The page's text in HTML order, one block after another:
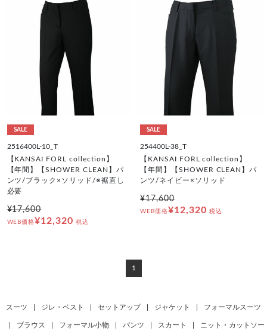
SALE
2516400L-10_T
【KANSAI FORL collection】
【年間】【SHOWER CLEAN】パ
ンツ/ブラック×ソリッド/※裾直し
必要
¥17,600
WEB価格¥12,320 税込
SALE
254400L-38_T
【KANSAI FORL collection】
【年間】【SHOWER CLEAN】パ
ンツ/ネイビー×ソリッド
¥17,600
WEB価格¥12,320 税込
1
スーツ ジレ・ベスト セットアップ ジャケット フォーマルスーツ
ブラウス フォーマル小物 パンツ スカート ニット・カットソー